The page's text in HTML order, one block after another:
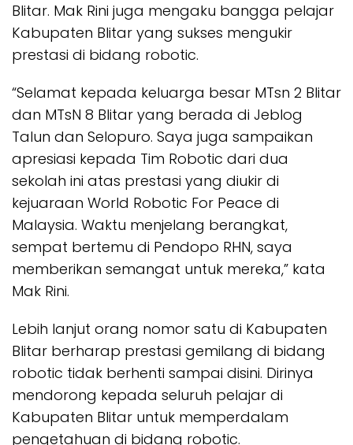
Blitar. Mak Rini juga mengaku bangga pelajar
Kabupaten Blitar yang sukses mengukir
prestasi di bidang robotic.
“Selamat kepada keluarga besar MTsn 2 Blitar
dan MTsN 8 Blitar yang berada di Jeblog
Talun dan Selopuro. Saya juga sampaikan
apresiasi kepada Tim Robotic dari dua
sekolah ini atas prestasi yang diukir di
kejuaraan World Robotic For Peace di
Malaysia. Waktu menjelang berangkat,
sempat bertemu di Pendopo RHN, saya
memberikan semangat untuk mereka,” kata
Mak Rini.
Lebih lanjut orang nomor satu di Kabupaten
Blitar berharap prestasi gemilang di bidang
robotic tidak berhenti sampai disini. Dirinya
mendorong kepada seluruh pelajar di
Kabupaten Blitar untuk memperdalam
pengetahuan di bidang robotic.